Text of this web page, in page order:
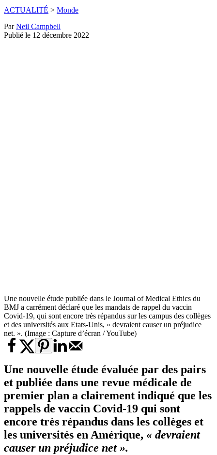
ACTUALITÉ > Monde
ParNeil Campbell
Publié le 12 décembre 2022
Une nouvelle étude publiée dans le Journal of Medical Ethics du
BMJ a carrément déclaré que les mandats de rappel du vaccin
Covid-19, qui sont encore très répandus sur les campus des collèges
et des universités aux Etats-Unis, « devraient causer un préjudice
net. ». (Image : Capture d’écran / YouTube)
Une nouvelle étude évaluée par des pairs
et publiée dans une revue médicale de
premier plan a clairement indiqué que les
rappels de vaccin Covid-19 qui sont
encore très répandus dans les collèges et
les universités en Amérique, « devraient
causer un préjudice net ».